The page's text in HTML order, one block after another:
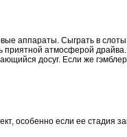
аппараты. Сыграть в
атмосферой
досуг. Если же
особенно если ее стадия